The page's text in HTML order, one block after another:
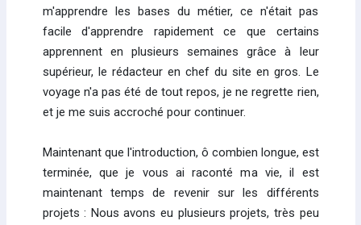
m'apprendre les bases du métier, ce n'était pas
facile d'apprendre rapidement ce que certains
apprennent en plusieurs semaines grâce à leur
supérieur, le rédacteur en chef du site en gros. Le
voyage n'a pas été de tout repos, je ne regrette rien,
et je me suis accroché pour continuer.
Maintenant que l'introduction, ô combien longue, est
terminée, que je vous ai raconté ma vie, il est
maintenant temps de revenir sur les différents
projets : Nous avons eu plusieurs projets, très peu